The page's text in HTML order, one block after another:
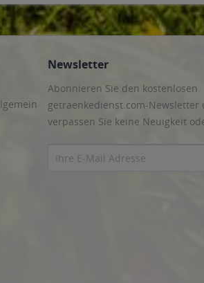
Newsletter
Abonnieren Sie den kostenlosen
getraenkedienst.com-Newsletter
verpassen Sie keine Neuigkeit